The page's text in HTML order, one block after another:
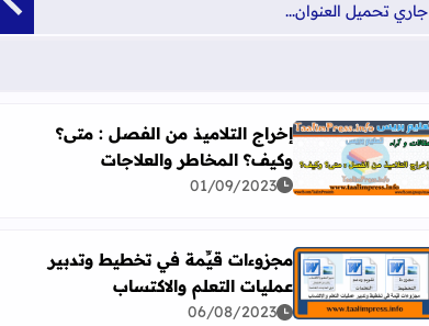
جاري تحميل العنوان...
اقرأ المزيد عن إخراج التلاميذ من الفصل : متى؟ وكيف؟
إخراج التلاميذ من الفصل : متى؟
وكيف؟ المخاطر والعلاجات
01/09/2023
اقرأ المزيد عن مجزوءات قيِّمة في تخطيط وتدبير
مجزوءات قيِّمة في تخطيط وتدبير
عمليات التعلم والاكتساب
06/08/2023